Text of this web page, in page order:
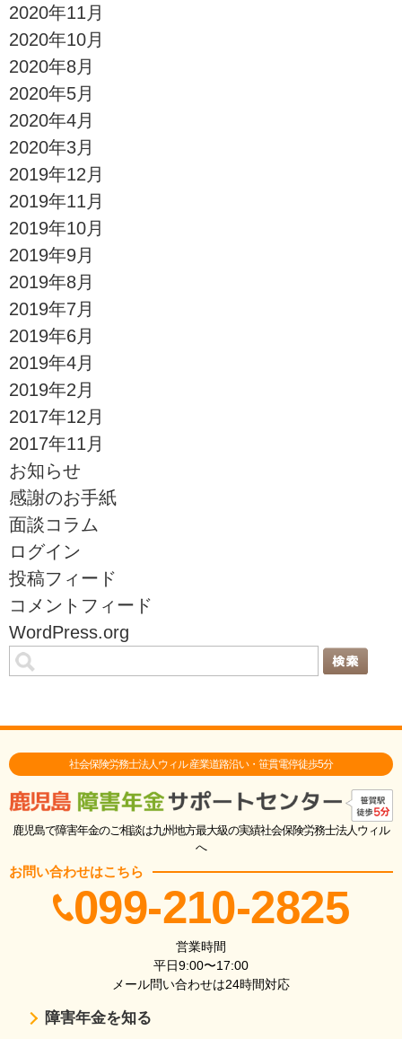
2020年11月
2020年10月
2020年8月
2020年5月
2020年4月
2020年3月
2019年12月
2019年11月
2019年10月
2019年9月
2019年8月
2019年7月
2019年6月
2019年4月
2019年2月
2017年12月
2017年11月
お知らせ
感謝のお手紙
面談コラム
ログイン
投稿フィード
コメントフィード
WordPress.org
社会保険労務士法人ウィル 産業道路沿い・笹貫電停徒歩5分
鹿児島で障害年金のご相談は九州地方最大級の実績社会保険労務士法人ウィル
へ
お問い合わせはこちら
099-210-2825
営業時間
平日9:00〜17:00
メール問い合わせは24時間対応
障害年金を知る